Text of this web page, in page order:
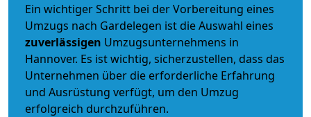
Ein wichtiger Schritt bei der Vorbereitung eines
Umzugs nach Gardelegen ist die Auswahl eines
zuverlässigen Umzugsunternehmens in
Hannover. Es ist wichtig, sicherzustellen, dass das
Unternehmen über die erforderliche Erfahrung
und Ausrüstung verfügt, um den Umzug
erfolgreich durchzuführen.